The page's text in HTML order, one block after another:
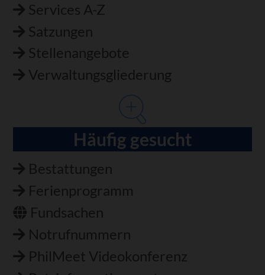
Services A-Z
Satzungen
Stellenangebote
Verwaltungsgliederung
Häufig gesucht
Bestattungen
Ferienprogramm
Fundsachen
Notrufnummern
PhilMeet Videokonferenz